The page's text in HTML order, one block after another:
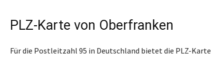
PLZ-Karte von Oberfranken
Für die Postleitzahl 95 in Deutschland bietet die PLZ-Karte